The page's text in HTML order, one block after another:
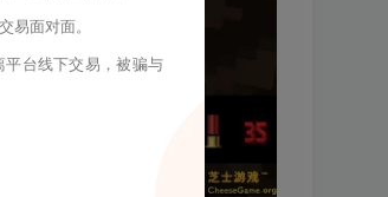
易面对面。
台线下交易，被骗与